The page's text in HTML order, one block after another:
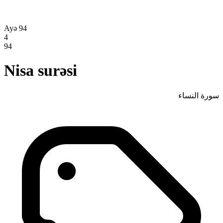
Ayə 94
4
94
Nisa surəsi
سورة النساء